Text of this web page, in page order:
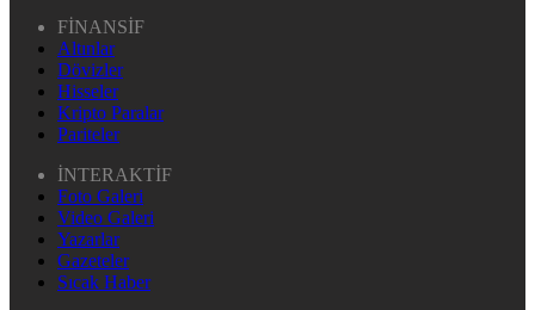
FİNANSİF
Altınlar
Dövizler
Hisseler
Kripto Paralar
Pariteler
İNTERAKTİF
Foto Galeri
Video Galeri
Yazarlar
Gazeteler
Sıcak Haber